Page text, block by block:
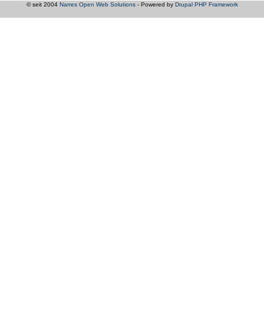
© seit 2004 Narres Open Web Solutions- Powered by Drupal PHP Framework